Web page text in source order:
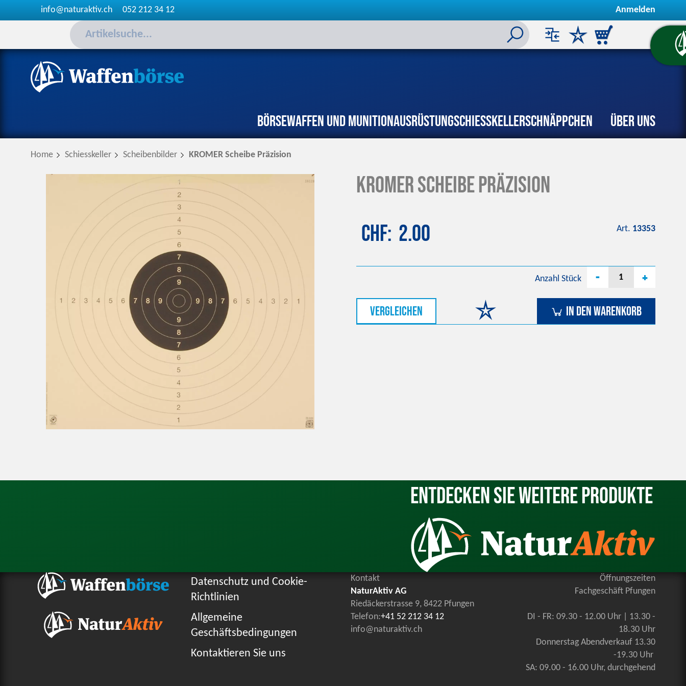
info@naturaktiv.ch 052 212 34 12 Anmelden
BörseWaffen und MunitionAusrüstungSchiesskellerSchnäppchen Über uns
Home Schiesskeller Scheibenbilder KROMER Scheibe Präzision
KROMER Scheibe Präzision
CHF 2.00 Art. 13353
vergleichen
Anzahl Stück - +
In den Warenkorb
Entdecken Sie weitere Produkte
Datenschutz und Cookie-
Richtlinien
Allgemeine
Geschäftsbedingungen
Kontaktieren Sie uns
Kontakt
NaturAktiv AG
Riedäckerstrasse 9, 8422 Pfungen
Telefon:+41 52 212 34 12
info@naturaktiv.ch
Öffnungszeiten
Fachgeschäft Pfungen
DI - FR: 09.30 - 12.00 Uhr | 13.30 -
18.30 Uhr
Donnerstag Abendverkauf 13.30
-19.30 Uhr
SA: 09.00 - 16.00 Uhr, durchgehend